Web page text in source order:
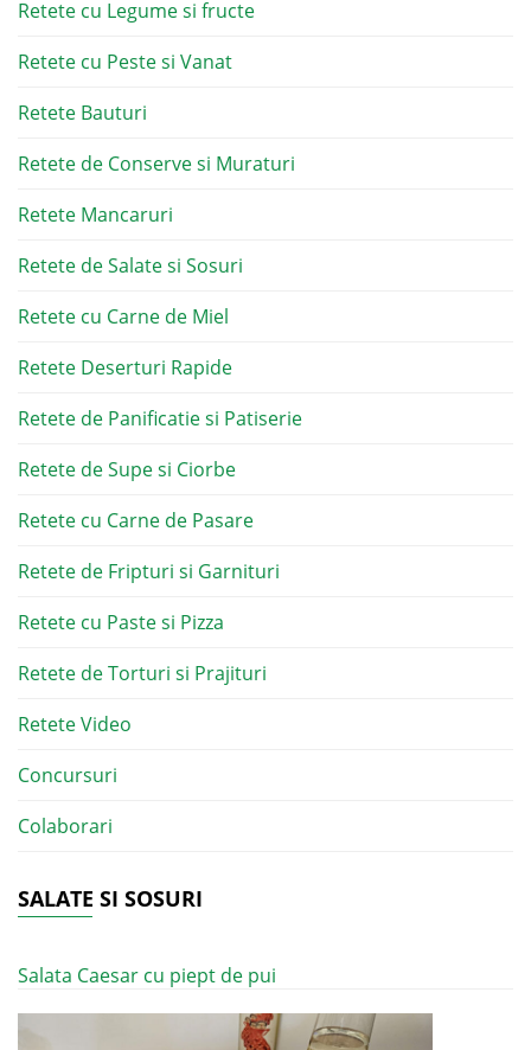
Retete cu Legume si fructe
Retete cu Peste si Vanat
Retete Bauturi
Retete de Conserve si Muraturi
Retete Mancaruri
Retete de Salate si Sosuri
Retete cu Carne de Miel
Retete Deserturi Rapide
Retete de Panificatie si Patiserie
Retete de Supe si Ciorbe
Retete cu Carne de Pasare
Retete de Fripturi si Garnituri
Retete cu Paste si Pizza
Retete de Torturi si Prajituri
Retete Video
Concursuri
Colaborari
SALATE SI SOSURI
Salata Caesar cu piept de pui